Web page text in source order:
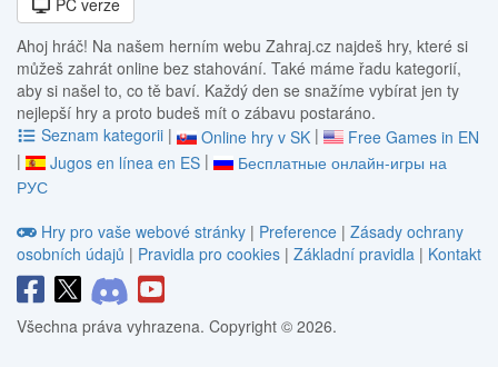
PC verze
Ahoj hráč! Na našem herním webu Zahraj.cz najdeš hry, které si
můžeš zahrát online bez stahování. Také máme řadu kategorií,
aby si našel to, co tě baví. Každý den se snažíme vybírat jen ty
nejlepší hry a proto budeš mít o zábavu postaráno.
Seznam kategorii | Online hry v SK |
Free Games in EN
|
Jugos en línea en ES |
Бесплатные онлайн-игры на
РУС
Hry pro vaše webové stránky | Preference | Zásady ochrany
osobních údajů | Pravidla pro cookies | Základní pravidla | Kontakt
Všechna práva vyhrazena. Copyright © 2026.